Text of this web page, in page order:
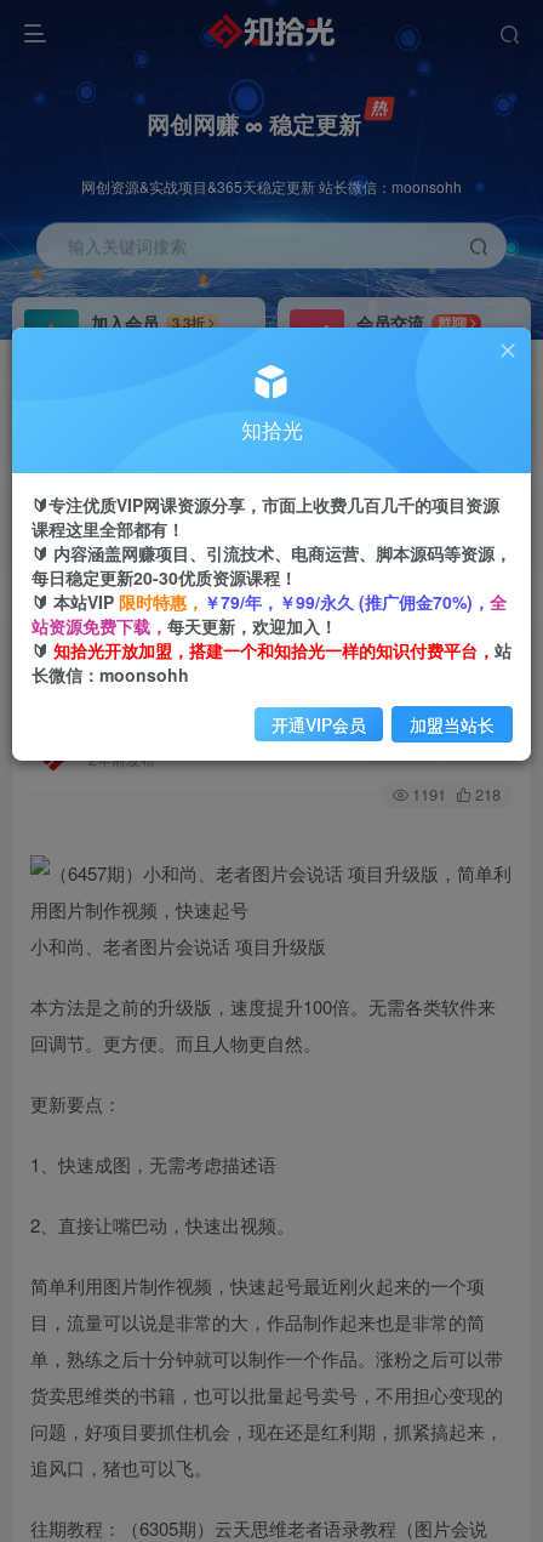
网创网赚 ∞ 稳定更新
网创资源&实战项目&365天稳定更新 站长微信：moonsohh
输入关键词搜索
加入会员
3.3折
会员交流
群聊
首页 创业课程 会员专属 正文
（6457期）小和尚、老者图片会说话 项目升级
版，简单利用图片制作视频，快速起号
2年前发布
关注 私信
1191 218
小和尚、老者图片会说话 项目升级版
本方法是之前的升级版，速度提升100倍。无需各类软件来
回调节。更方便。而且人物更自然。
更新要点：
1、快速成图，无需考虑描述语
2、直接让嘴巴动，快速出视频。
简单利用图片制作视频，快速起号最近刚火起来的一个项
目，流量可以说是非常的大，作品制作起来也是非常的简
单，熟练之后十分钟就可以制作一个作品。涨粉之后可以带
货卖思维类的书籍，也可以批量起号卖号，不用担心变现的
问题，好项目要抓住机会，现在还是红利期，抓紧搞起来，
追风口，猪也可以飞。
往期教程：（6305期）云天思维老者语录教程（图片会说
知拾光
🔰专注优质VIP网课资源分享，市面上收费几百几千的项目资源
课程这里全部都有！
🔰 内容涵盖网赚项目、引流技术、电商运营、脚本源码等资源，
每日稳定更新20-30优质资源课程！
🔰 本站VIP 限时特惠， ￥79/年，￥99/永久 (推广佣金70%)， 全
站资源免费下载， 每天更新，欢迎加入！
🔰 知拾光开放加盟，搭建一个和知拾光一样的知识付费平台， 站
长微信：moonsohh
开通VIP会员 加盟当站长